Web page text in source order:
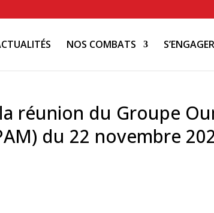
NOS COMBATS
réunion du Groupe
du 22 novembre